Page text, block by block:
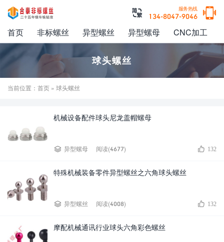
服务热线
134-8047-9046 

首页 非标螺丝 异型螺丝 异型螺母 CNC加工
球头螺丝
当前位置： 首页 » 球头螺丝
机械设备配件球头尼龙盖帽螺母
 异型螺母 阅读(4677)  132
特殊机械装备零件异型螺丝之六角球头螺丝
 异型螺丝 阅读(4008)  132
摩配机械通讯行业球头六角彩色螺丝